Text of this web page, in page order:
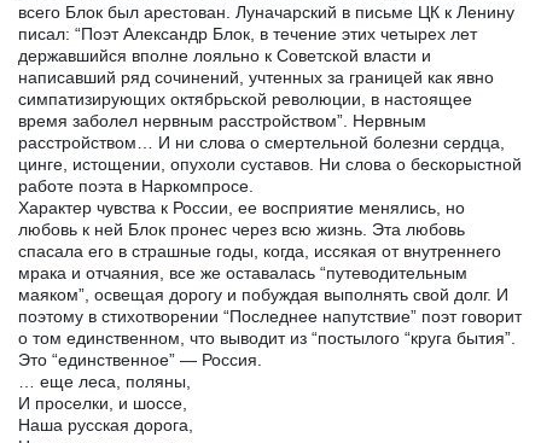
всего Блок был арестован. Луначарский в письме ЦК к Ленину
писал: “Поэт Александр Блок, в течение этих четырех лет
державшийся вполне лояльно к Советской власти и
написавший ряд сочинений, учтенных за границей как явно
симпатизирующих октябрьской революции, в настоящее
время заболел нервным расстройством”. Нервным
расстройством… И ни слова о смертельной болезни сердца,
цинге, истощении, опухоли суставов. Ни слова о бескорыстной
работе поэта в Наркомпросе.
Характер чувства к России, ее восприятие менялись, но
любовь к ней Блок пронес через всю жизнь. Эта любовь
спасала его в страшные годы, когда, иссякая от внутреннего
мрака и отчаяния, все же оставалась “путеводительным
маяком”, освещая дорогу и побуждая выполнять свой долг. И
поэтому в стихотворении “Последнее напутствие” поэт говорит
о том единственном, что выводит из “постылого “круга бытия”.
Это “единственное” — Россия.
… еще леса, поляны,
И проселки, и шоссе,
Наша русская дорога,